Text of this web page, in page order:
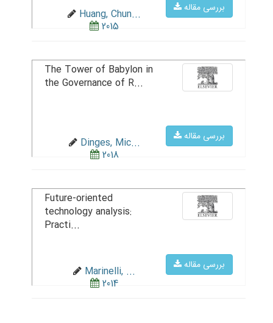
بررسی مقاله
Huang, Chun...
2015
بررسی مقاله
The Tower of Babylon in
the Governance of R...
Dinges, Mic...
2018
بررسی مقاله
Future-oriented
technology analysis:
Practi...
Marinelli, ...
2014